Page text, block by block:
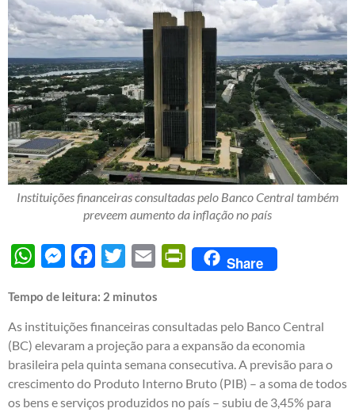
Instituições financeiras consultadas pelo Banco Central também
preveem aumento da inflação no país
WhatsAppMessengerFacebook
Twitter Email PrintFriendly
Share
Tempo de leitura: 2 minutos
As instituições financeiras consultadas pelo Banco Central
(BC) elevaram a projeção para a expansão da economia
brasileira pela quinta semana consecutiva. A previsão para o
crescimento do Produto Interno Bruto (PIB) – a soma de todos
os bens e serviços produzidos no país – subiu de 3,45% para